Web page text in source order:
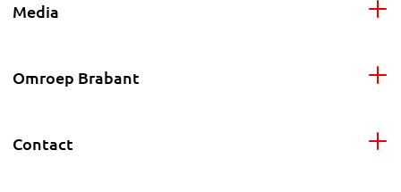
Media
Omroep Brabant
Contact